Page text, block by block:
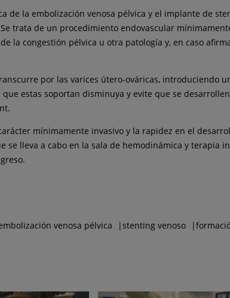
de la embolización venosa pélvica y el implante de
trata de un procedimiento endovascular
la congestión pélvica u otra patología y, en caso
por las varices útero-ováricas, introduciendo
estas soportan disminuya y evite que se
mínimamente invasivo y la rapidez en el
lleva a cabo en la sala de hemodinámica y terapia
venosa pélvica stenting venoso